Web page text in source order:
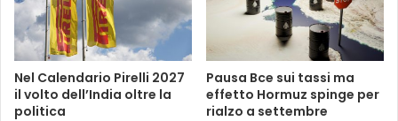
Nel Calendario Pirelli 2027
il volto dell’India oltre la
politica
Pausa Bce sui tassi ma
effetto Hormuz spinge per
rialzo a settembre